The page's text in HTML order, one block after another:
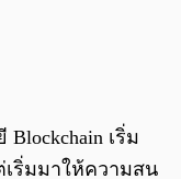
เริ่ม
ริ่มมาให้ความสน